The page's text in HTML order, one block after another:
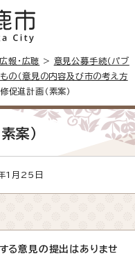
広報・広聴 > 意見公募手続（パブ
の（意見の内容及び市の考え方
進計画（素案）
案）
1月25日
る意見の提出はありませ